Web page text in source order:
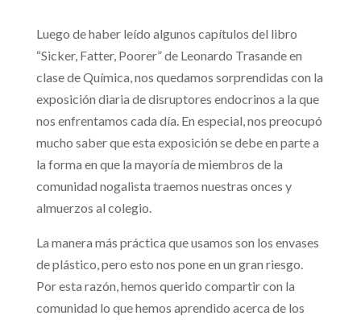
Luego de haber leído algunos capítulos del libro
“Sicker, Fatter, Poorer” de Leonardo Trasande en
clase de Química, nos quedamos sorprendidas con la
exposición diaria de disruptores endocrinos a la que
nos enfrentamos cada día. En especial, nos preocupó
mucho saber que esta exposición se debe en parte a
la forma en que la mayoría de miembros de la
comunidad nogalista traemos nuestras onces y
almuerzos al colegio.
La manera más práctica que usamos son los envases
de plástico, pero esto nos pone en un gran riesgo.
Por esta razón, hemos querido compartir con la
comunidad lo que hemos aprendido acerca de los